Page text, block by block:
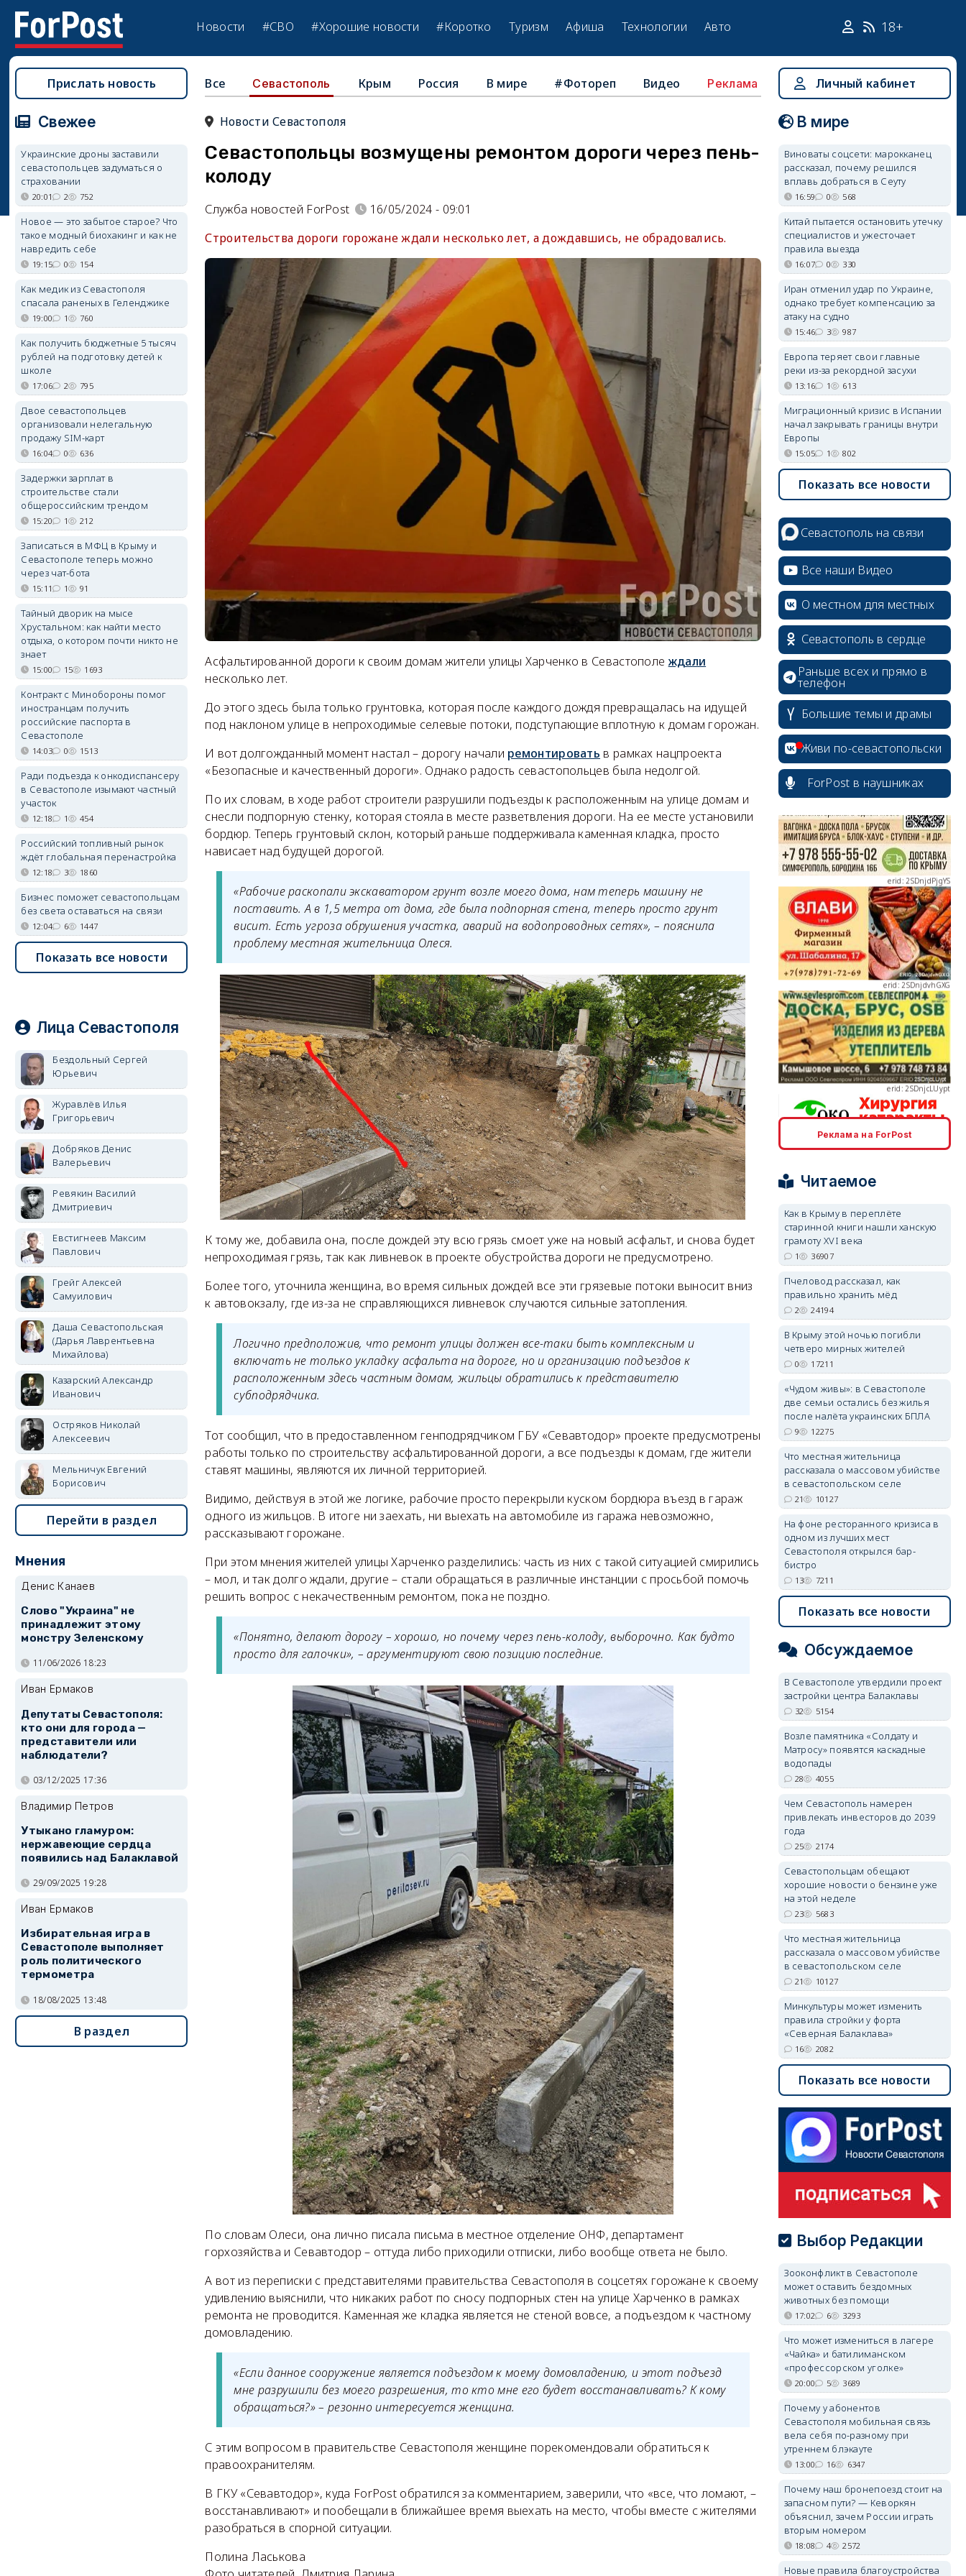
Новости #СВО #Хорошие новости #Коротко Туризм Афиша Технологии Авто 18+
Все Севастополь Крым Россия В мире #Фотореп Видео Реклама
Новости Севастополя
Севастопольцы возмущены ремонтом дороги через пень-
колоду
Служба новостей ForPost
16/05/2024 - 09:01
Строительства дороги горожане ждали несколько лет, а дождавшись, не обрадовались.
Асфальтированной дороги к своим домам жители улицы Харченко в Севастополеждали
несколько лет.
До этого здесь была только грунтовка, которая после каждого дождя превращалась на идущей
под наклоном улице в непроходимые селевые потоки, подступающие вплотную к домам горожан.
И вот долгожданный момент настал – дорогу начали ремонтировать в рамках нацпроекта
«Безопасные и качественный дороги». Однако радость севастопольцев была недолгой.
По их словам, в ходе работ строители разрушили подъезды к расположенным на улице домам и
снесли подпорную стенку, которая стояла в месте разветвления дороги. На ее месте установили
бордюр. Теперь грунтовый склон, который раньше поддерживала каменная кладка, просто
нависает над будущей дорогой.
«Рабочие раскопали экскаватором грунт возле моего дома, нам теперь машину не
поставить. А в 1,5 метра от дома, где была подпорная стена, теперь просто грунт
висит. Есть угроза обрушения участка, аварий на водопроводных сетях», – пояснила
проблему местная жительница Олеся.
К тому же, добавила она, после дождей эту всю грязь смоет уже на новый асфальт, и снова будет
непроходимая грязь, так как ливневок в проекте обустройства дороги не предусмотрено.
Более того, уточнила женщина, во время сильных дождей все эти грязевые потоки выносит вниз
к автовокзалу, где из-за не справляющихся ливневок случаются сильные затопления.
Логично предположив, что ремонт улицы должен все-таки быть комплексным и
включать не только укладку асфальта на дороге, но и организацию подъездов к
расположенным здесь частным домам, жильцы обратились к представителю
субподрядчика.
Тот сообщил, что в предоставленном генподрядчиком ГБУ «Севавтодор» проекте предусмотрены
работы только по строительству асфальтированной дороги, а все подъезды к домам, где жители
ставят машины, являются их личной территорией.
Видимо, действуя в этой же логике, рабочие просто перекрыли куском бордюра въезд в гараж
одного из жильцов. В итоге ни заехать, ни выехать на автомобиле из гаража невозможно,
рассказывают горожане.
При этом мнения жителей улицы Харченко разделились: часть из них с такой ситуацией смирились
– мол, и так долго ждали, другие – стали обращаться в различные инстанции с просьбой помочь
решить вопрос с некачественным ремонтом, пока не поздно.
«Понятно, делают дорогу – хорошо, но почему через пень-колоду, выборочно. Как будто
просто для галочки», – аргументируют свою позицию последние.
По словам Олеси, она лично писала письма в местное отделение ОНФ, департамент
горхозяйства и Севавтодор – оттуда либо приходили отписки, либо вообще ответа не было.
А вот из переписки с представителями правительства Севастополя в соцсетях горожане к своему
удивлению выяснили, что никаких работ по сносу подпорных стен на улице Харченко в рамках
ремонта не проводится. Каменная же кладка является не стеной вовсе, а подъездом к частному
домовладению.
«Если данное сооружение является подъездом к моему домовладению, и этот подъезд
мне разрушили без моего разрешения, то кто мне его будет восстанавливать? К кому
обращаться?» – резонно интересуется женщина.
С этим вопросом в правительстве Севастополя женщине порекомендовали обратиться к
правоохранителям.
В ГКУ «Севавтодор», куда ForPost обратился за комментарием, заверили, что «все, что ломают, –
восстанавливают» и пообещали в ближайшее время выехать на место, чтобы вместе с жителями
разобраться в спорной ситуации.
Полина Ласькова
Прислать новость
Свежее
Украинские дроны заставили
севастопольцев задуматься о
страховании
20:01 2 752
Новое — это забытое старое? Что
такое модный биохакинг и как не
навредить себе
19:15 0 154
Как медик из Севастополя
спасала раненых в Геленджике
19:00 1 760
Как получить бюджетные 5 тысяч
рублей на подготовку детей к
школе
17:06 2 795
Двое севастопольцев
организовали нелегальную
продажу SIM-карт
16:04 0 636
Задержки зарплат в
строительстве стали
общероссийским трендом
15:20 1 212
Записаться в МФЦ в Крыму и
Севастополе теперь можно
через чат-бота
15:11 1 91
Тайный дворик на мысе
Хрустальном: как найти место
отдыха, о котором почти никто не
знает
15:00 15 1693
Контракт с Минобороны помог
иностранцам получить
российские паспорта в
Севастополе
14:03 0 1513
Ради подъезда к онкодиспансеру
в Севастополе изымают частный
участок
12:18 1 454
Российский топливный рынок
ждёт глобальная перенастройка
12:18 3 1860
Бизнес поможет севастопольцам
без света оставаться на связи
12:04 6 1447
Показать все новости
Лица Севастополя
Бездольный Сергей
Юрьевич
Журавлёв Илья
Григорьевич
Добряков Денис
Валерьевич
Ревякин Василий
Дмитриевич
Евстигнеев Максим
Павлович
Грейг Алексей
Самуилович
Даша Севастопольская
(Дарья Лаврентьевна
Михайлова)
Казарский Александр
Иванович
Остряков Николай
Алексеевич
Мельничук Евгений
Борисович
Перейти в раздел
Мнения
Денис Канаев
Слово "Украина" не
принадлежит этому
монстру Зеленскому
11/06/2026 18:23
Иван Ермаков
Депутаты Севастополя:
кто они для города —
представители или
наблюдатели?
03/12/2025 17:36
Владимир Петров
Утыкано гламуром:
нержавеющие сердца
появились над Балаклавой
29/09/2025 19:28
Иван Ермаков
Избирательная игра в
Севастополе выполняет
роль политического
термометра
18/08/2025 13:48
В раздел
Личный кабинет
В мире
Виноваты соцсети: марокканец
рассказал, почему решился
вплавь добраться в Сеуту
16:59 0 568
Китай пытается остановить утечку
специалистов и ужесточает
правила выезда
16:07 0 330
Иран отменил удар по Украине,
однако требует компенсацию за
атаку на судно
15:46 3 987
Европа теряет свои главные
реки из-за рекордной засухи
13:16 1 613
Миграционный кризис в Испании
начал закрывать границы внутри
Европы
15:05 1 802
Показать все новости
Севастополь на связи
Все наши Видео
О местном для местных
Севастополь в сердце
Раньше всех и прямо в
телефон
Большие темы и драмы
Живи по-севастопольски
ForPost в наушниках
erid: 2SDnjcrDNw6
erid: 2SDnjdPjgYS
erid: 2SDnjdvhGXG
erid: 2SDnjcLUypt
erid: 2SDnjcrDNw6
erid: 2SDnjdvhGXG
Реклама на ForPost
Читаемое
Как в Крыму в переплёте
старинной книги нашли ханскую
грамоту XVI века
1 36907
Пчеловод рассказал, как
правильно хранить мёд
2 24194
В Крыму этой ночью погибли
четверо мирных жителей
0 17211
«Чудом живы»: в Севастополе
две семьи остались без жилья
после налёта украинских БПЛА
9 12275
Что местная жительница
рассказала о массовом убийстве
в севастопольском селе
21 10127
На фоне ресторанного кризиса в
одном из лучших мест
Севастополя открылся бар-
бистро
13 7211
Показать все новости
Обсуждаемое
В Севастополе утвердили проект
застройки центра Балаклавы
32 5154
Возле памятника «Солдату и
Матросу» появятся каскадные
водопады
28 4055
Чем Севастополь намерен
привлекать инвесторов до 2039
года
25 2174
Севастопольцам обещают
хорошие новости о бензине уже
на этой неделе
23 5683
Что местная жительница
рассказала о массовом убийстве
в севастопольском селе
21 10127
Минкультуры может изменить
правила стройки у форта
«Северная Балаклава»
16 2082
Показать все новости
Выбор Редакции
Зооконфликт в Севастополе
может оставить бездомных
животных без помощи
17:02 6 3293
Что может измениться в лагере
«Чайка» и батилиманском
«профессорском уголке»
20:00 5 3689
Почему у абонентов
Севастополя мобильная связь
вела себя по-разному при
утреннем блэкауте
13:00 16 6347
Почему наш бронепоезд стоит на
запасном пути? — Кеворкян
объяснил, зачем России играть
вторым номером
18:08 4 2572
Новые правила благоустройства